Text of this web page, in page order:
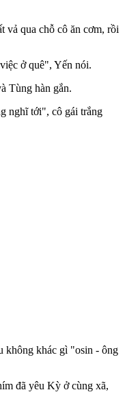
vả qua chỗ cô ăn cơm, rồi
ở quê", Yến nói.
Tùng hàn gắn.
nghĩ tới", cô gái trắng
không khác gì "osin - ông
đã yêu Kỳ ở cùng xã,